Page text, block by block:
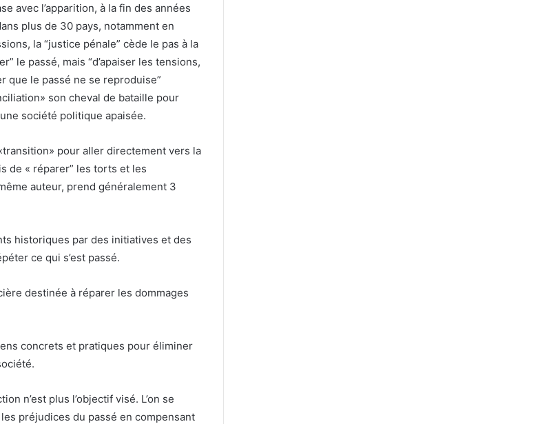
avec l’apparition, à la fin des années
plus de 30 pays, notamment en
la “justice pénale” cède le pas à la
le passé, mais “d’apaiser les tensions,
que le passé ne se reproduise”
son cheval de bataille pour
société politique apaisée.
pour aller directement vers la
de « réparer” les torts et les
auteur, prend généralement 3
historiques par des initiatives et des
ce qui s’est passé.
destinée à réparer les dommages
concrets et pratiques pour éliminer
n’est plus l’objectif visé. L’on se
préjudices du passé en compensant